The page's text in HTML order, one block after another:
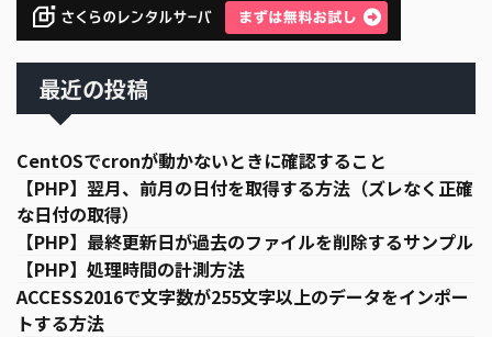
最近の投稿
CentOSでcronが動かないときに確認すること
【PHP】翌月、前月の日付を取得する方法（ズレなく正確
な日付の取得）
【PHP】最終更新日が過去のファイルを削除するサンプル
【PHP】処理時間の計測方法
ACCESS2016で文字数が255文字以上のデータをインポー
トする方法